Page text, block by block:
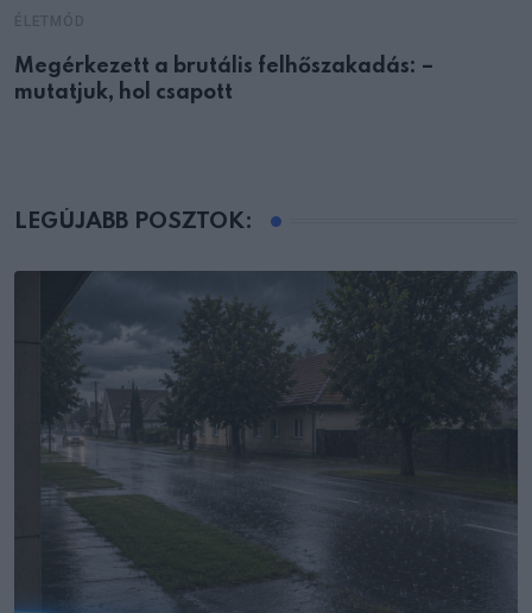
Megérkezett a brutális felhőszakadás: –
mutatjuk, hol csapott
LEGÚJABB POSZTOK: